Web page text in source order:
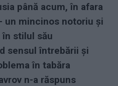
până acum, în afara
un mincinos notoriu și
stilul său
sensul întrebării și
în tabăra
n-a răspuns